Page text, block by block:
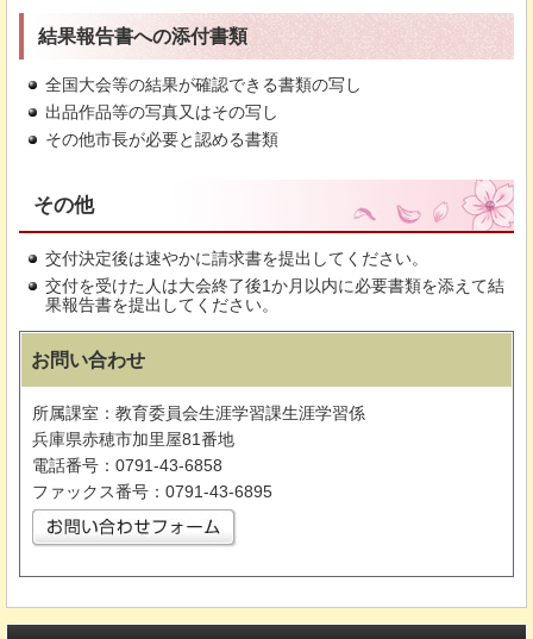
結果報告書への添付書類
全国大会等の結果が確認できる書類の写し
出品作品等の写真又はその写し
その他市長が必要と認める書類
その他
交付決定後は速やかに請求書を提出してください。
交付を受けた人は大会終了後1か月以内に必要書類を添えて結
果報告書を提出してください。
お問い合わせ
所属課室：教育委員会生涯学習課生涯学習係
兵庫県赤穂市加里屋81番地
電話番号：0791-43-6858
ファックス番号：0791-43-6895